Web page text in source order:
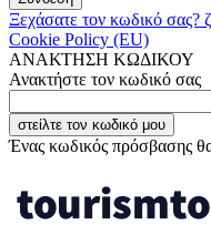
Ξεχάσατε τον κωδικό σας?
Cookie Policy (EU)
ΑΝΑΚΤΗΣΗ ΚΩΔΙΚΟΥ
Ανακτήστε τον κωδικό σας
Ένας κωδικός πρόσβασης